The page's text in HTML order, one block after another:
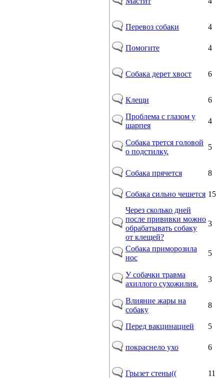
Перевоз собаки 4
Помогите 4
Собака дерет хвост 6
Клещи
6
Проблема с глазом у
шарпея
4
Собака трется головой
о подстилку.
5
Собака прячется 8
Собака сильно чешется 15
Через сколько дней
после прививки можно
обрабатывать собаку
от клещей?
3
Собака приморозила
нос
5
У собачки травма
ахиллого сухожилия.
3
Влияние жары на
собаку
8
Перед вакцинацией 5
покраснело ухо 6
Грызет стены(( 11